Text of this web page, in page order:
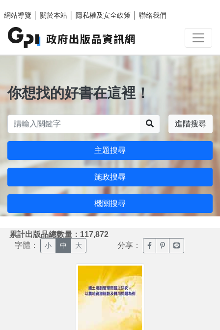
網站導覽
關於本站 隱私權及安全政策 聯絡我們
你想找的好書在這裡！
進階搜尋
主題搜尋
施政搜尋
機關搜尋
累計出版品總數量：117,872
字體： 小 中 大 分享： 臉書分享(另開新視窗)
噗浪分享(另開新
Line分享(另